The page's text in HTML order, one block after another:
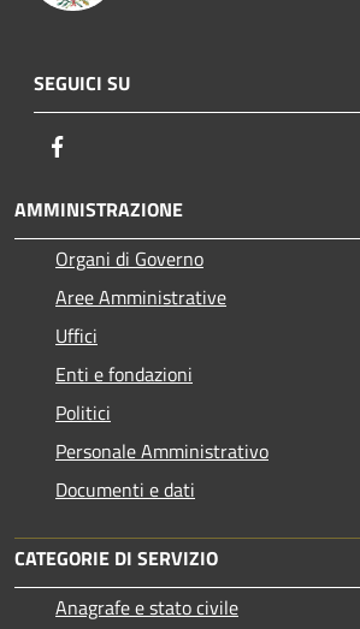
SEGUICI SU
AMMINISTRAZIONE
Organi di Governo
Aree Amministrative
Uffici
Enti e fondazioni
Politici
Personale Amministrativo
Documenti e dati
CATEGORIE DI SERVIZIO
Anagrafe e stato civile